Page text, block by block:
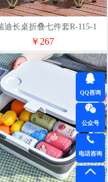
迪长桌折叠七件套R-115-1
￥267
QQ咨询
公众号
电话咨询